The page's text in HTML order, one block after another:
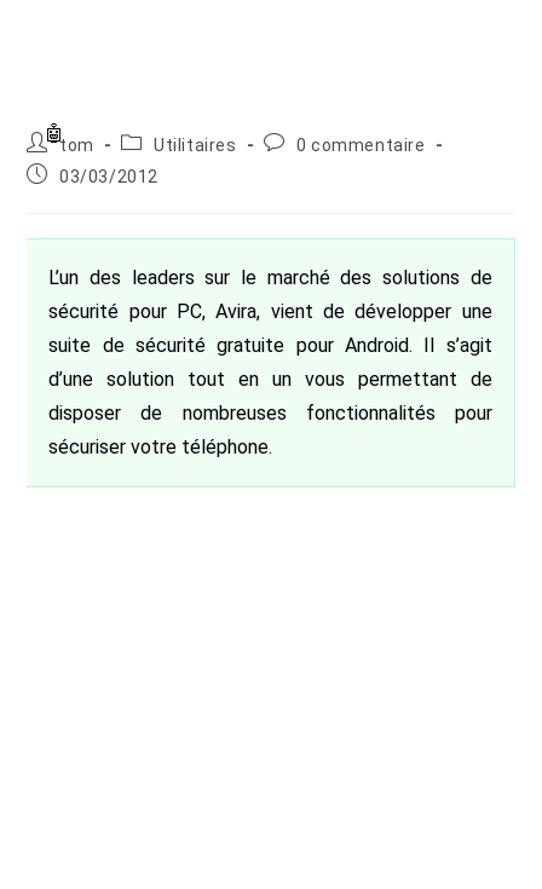
Auteur/autrice
de
la
tom
PostUtilitaires
Commentaires
0 commentaire
Publication
03/03/2012
L’un des leaders sur le marché des solutions de
sécurité pour PC, Avira, vient de développer une
suite de sécurité gratuite pour Android. Il s’agit
d’une solution tout en un vous permettant de
disposer de nombreuses fonctionnalités pour
sécuriser votre téléphone.